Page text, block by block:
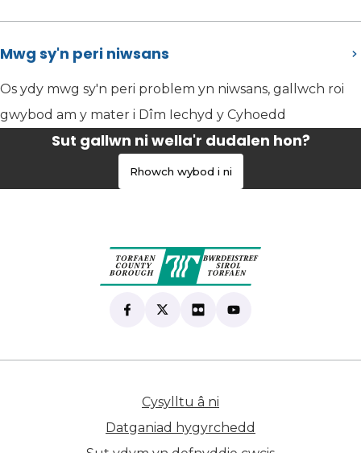
Mwg sy'n peri niwsans
Os ydy mwg sy'n peri problem yn niwsans, gallwch roi
gwybod am y mater i Dîm Iechyd y Cyhoedd
Sut gallwn ni wella'r dudalen hon?
Rhowch wybod i ni
Find us on Facebook
(yn agor mewn tab newydd)
Follow us on X
(yn agor mewn tab newydd)
View our Flickr
(yn agor mewn tab
Subscribe to our
(yn agor mewn tab
Cysylltu â ni
Datganiad hygyrchedd